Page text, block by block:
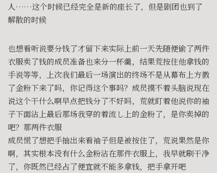
人……这个时候已经完全是新的座长了，但是剧团也到了
解散的时候
也想看听说要分钱了才留下来实际上前一天先随便偷了两件
衣服卖了钱的成员准备也来分一杯羹，结果荒按住他拿钱的
手说等等，上次我们最后一场演出的终场不是从幕布上方撒
了金粉下来了吗，你记得这个事吗？成员摸不着头脑说现在
说这个干什么啊早点把钱分了不好吗，荒就盯着他说你的袖
子下面沾上最后那场我穿的着流し上的金粉了，是你卖掉的
吧？那两件衣服
成员慌了想把手抽出来看袖子但是被按住了，荒说果然是你
啊，其实根本没有什么金粉沾在那件衣服上，我早就刷干净
了，你既然已经占了便宜就不能多拿钱，把手拿开吧